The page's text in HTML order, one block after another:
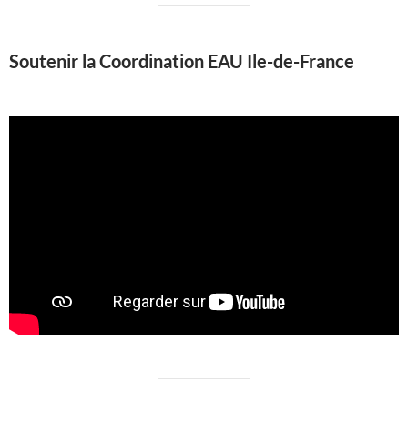
Soutenir la Coordination EAU Ile-de-France